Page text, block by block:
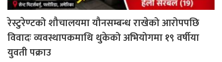
रेस्टुरेण्टको शौचालयमा यौनसम्बन्ध राखेको आरोपपछि
विवादः व्यवस्थापकमाथि थुकेको अभियोगमा १९ वर्षीया
युवती पक्राउ